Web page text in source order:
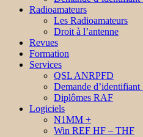
Radioamateurs
Les Radioamateurs
Droit à l’antenne
Revues
Formation
Services
QSL ANRPFD
Demande
Diplômes RAF
Logiciels
N1MM +
Win REF HF – THF